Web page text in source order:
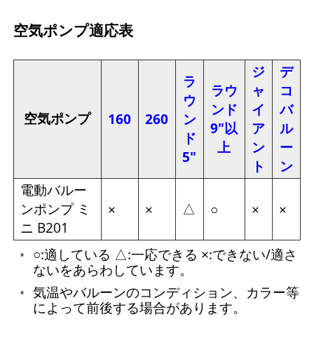
空気ポンプ適応表
空気ポンプ 160 260
ラ
ウ
ン
ド
5"
ラウ
ンド
9"以
上
ジ
ャ
イ
ア
ン
ト
デ
コ
バ
ル
ー
ン
電動バルー
ンポンプ ミ
ニ B201
× × △ ○ × ×
○:適している △:一応できる ×:できない/適さ
ないをあらわしています。
気温やバルーンのコンディション、カラー等
によって前後する場合があります。